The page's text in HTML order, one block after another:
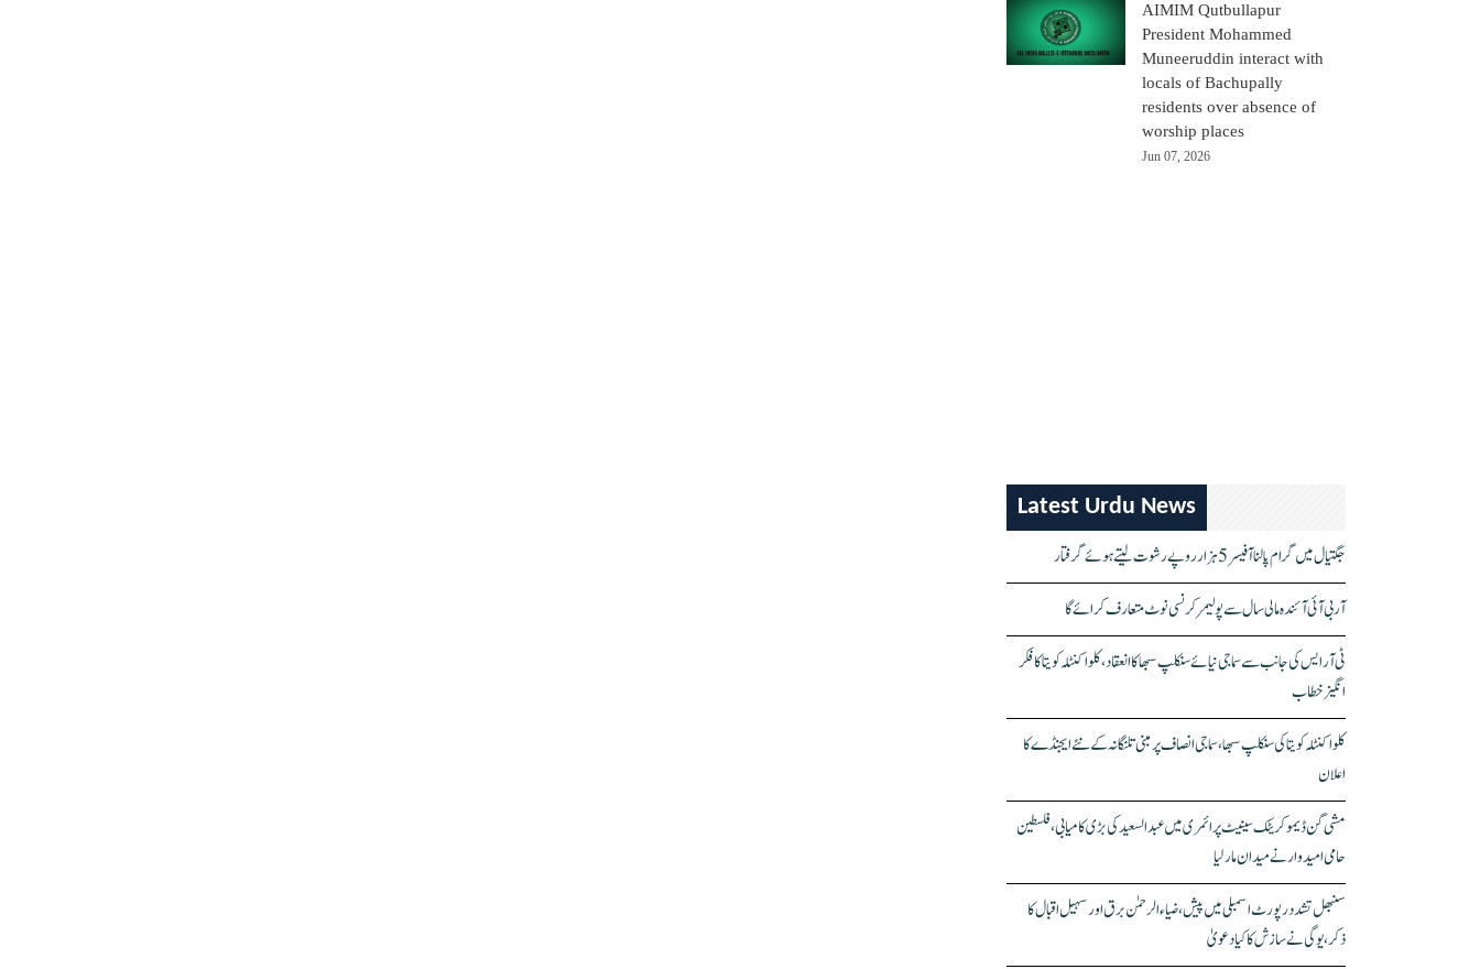
AIMIM Qutbullapur
President Mohammed
Muneeruddin interact with
locals of Bachupally
residents over absence of
worship places
Jun 07, 2026
Latest Urdu News
جگتیال میں گرام پالنا آفیسر 5 ہزار روپے رشوت لیتے ہوئے گرفتار
آر بی آئی آئندہ مالی سال سے پولیمر کرنسی نوٹ متعارف کرائے گا
ٹی آر ایس کی جانب سے سماجی نیائے سنکلپ سبھا کا انعقاد، کلواکنٹلہ کویتا کا فکر
انگیز خطاب
کلواکنٹلہ کویتا کی سنکلپ سبھا، سماجی انصاف پر مبنی تلنگانہ کے نئے ایجنڈے کا
اعلان
مشی گن ڈیموکریٹک سینیٹ پرائمری میں عبدالسعید کی بڑی کامیابی، فلسطین
حامی امیدوار نے میدان مار لیا
سنبھل تشدد رپورٹ اسمبلی میں پیش، ضیاء الرحمٰن برق اور سہیل اقبال کا
ذکر، یوگی نے سازش کا کیا دعویٰ